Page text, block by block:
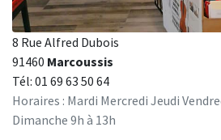
8 Rue Alfred Dubois
91460 Marcoussis
Tél: 01 69 63 50 64
Horaires : Mardi Mercredi Jeudi
Dimanche 9h à 13h